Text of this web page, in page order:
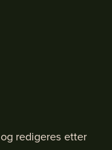
og redigeres etter